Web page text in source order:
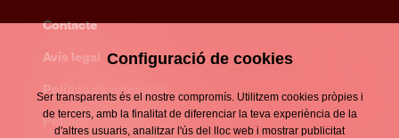
d'interès
Contacte
Footer
menu
Avís legal
Política de privacitat
Política de cookies
Configuració de cookies
Ser transparents és el nostre compromís. Utilitzem cookies pròpies i
de tercers, amb la finalitat de diferenciar la teva experiència de la
d'altres usuaris, analitzar l'ús del lloc web i mostrar publicitat